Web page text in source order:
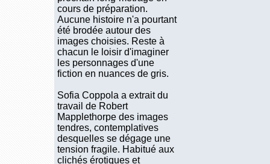
cours de préparation.
Aucune histoire n'a pourtant
été brodée autour des
images choisies. Reste à
chacun le loisir d'imaginer
les personnages d'une
fiction en nuances de gris.
Sofia Coppola a extrait du
travail de Robert
Mapplethorpe des images
tendres, contemplatives
desquelles se dégage une
tension fragile. Habitué aux
clichés érotiques et